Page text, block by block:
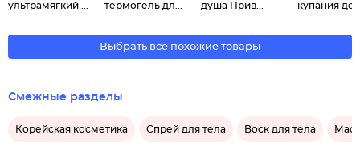
ультрамягкий ...
термогель дл...
душа Прив...
купания
Выбрать все похожие товары
Смежные разделы
Корейская косметика Спрей для тела Воск для тела